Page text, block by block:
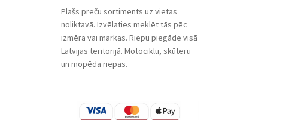
Plašs preču sortiments uz vietas
noliktavā. Izvēlaties meklēt tās pēc
izmēra vai markas. Riepu piegāde visā
Latvijas teritorijā. Motociklu, skūteru
un mopēda riepas.